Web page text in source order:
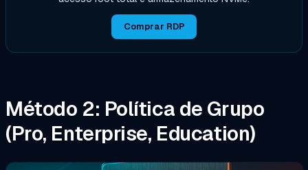
Comprar RDP
Método 2: Política de Grupo
(Pro, Enterprise, Education)